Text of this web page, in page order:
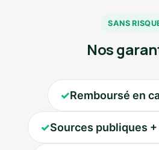
SANS
Nos
✓Remboursé en
✓Sources publiques +